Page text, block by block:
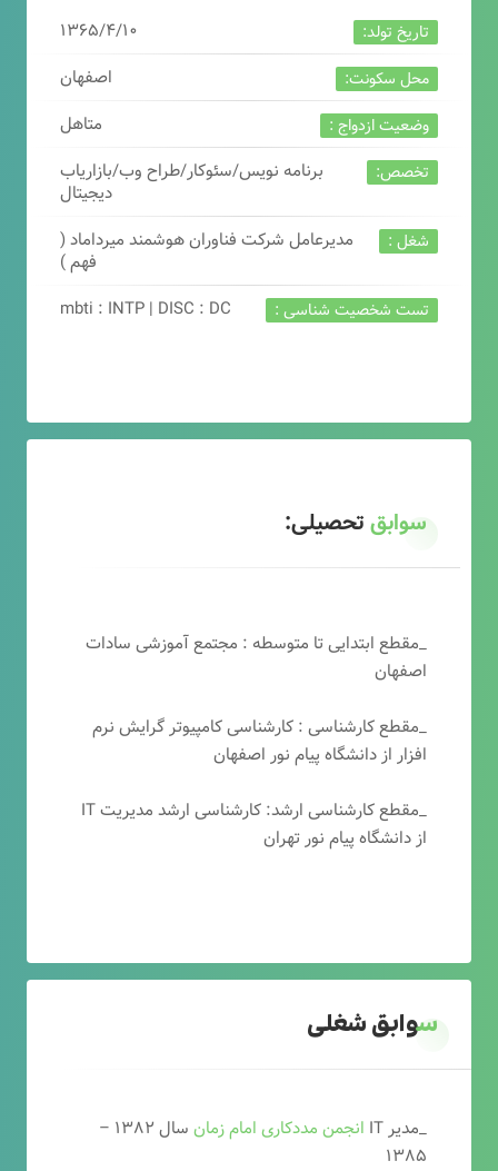
تاریخ تولد: ۱۳۶۵/۴/۱۰
محل سکونت: اصفهان
وضعیت ازدواج : متاهل
تخصص:
برنامه نویس/سئوکار/طراح وب/بازاریاب
دیجیتال
شغل :
مدیرعامل شرکت فناوران هوشمند میرداماد (
فهم )
تست شخصیت شناسی : mbti : INTP | DISC : DC
سوابقتحصیلی:
_مقطع ابتدایی تا متوسطه : مجتمع آموزشی سادات
اصفهان
_مقطع کارشناسی : کارشناسی کامپیوتر گرایش نرم
افزار از دانشگاه پیام نور اصفهان
_مقطع کارشناسی ارشد: کارشناسی ارشد مدیریت IT
از دانشگاه پیام نور تهران
سوابق شغلی
_مدیر IT انجمن مددکاری امام زمان
سال ۱۳۸۲ –
۱۳۸۵